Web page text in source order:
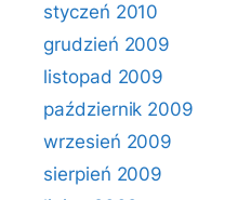
styczeń 2010
grudzień 2009
listopad 2009
październik 2009
wrzesień 2009
sierpień 2009